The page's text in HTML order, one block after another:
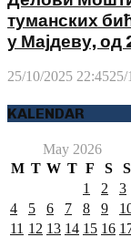
туманских
у Мајдеву, од
25/10/2025 22:4525/
KALENDAR
May 2026
M T W T F S
S
1
2
3
4
5 6 7 8 9
11 12 13 14 15 16